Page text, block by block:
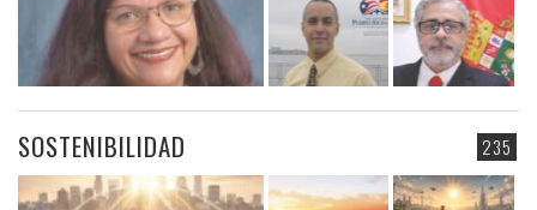
235
SOSTENIBILIDAD